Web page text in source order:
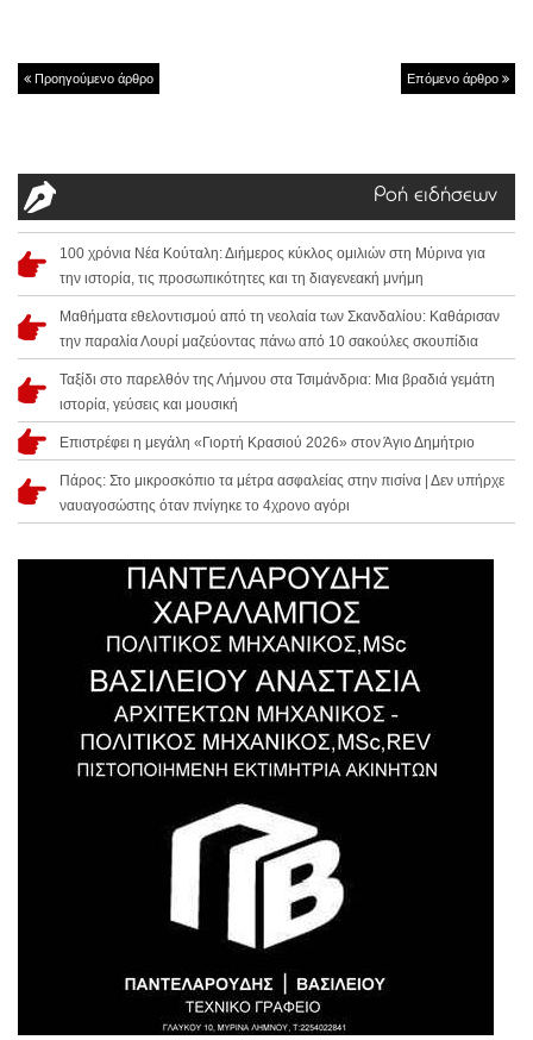
Προηγούμενο άρθρο Επόμενο άρθρο
Ροή ειδήσεων
100 χρόνια Νέα Κούταλη: Διήμερος κύκλος ομιλιών στη Μύρινα για
την ιστορία, τις προσωπικότητες και τη διαγενεακή μνήμη
Μαθήματα εθελοντισμού από τη νεολαία των Σκανδαλίου: Καθάρισαν
την παραλία Λουρί μαζεύοντας πάνω από 10 σακούλες σκουπίδια
Ταξίδι στο παρελθόν της Λήμνου στα Τσιμάνδρια: Μια βραδιά γεμάτη
ιστορία, γεύσεις και μουσική
Επιστρέφει η μεγάλη «Γιορτή Κρασιού 2026» στον Άγιο Δημήτριο
Πάρος: Στο μικροσκόπιο τα μέτρα ασφαλείας στην πισίνα | Δεν υπήρχε
ναυαγοσώστης όταν πνίγηκε το 4χρονο αγόρι